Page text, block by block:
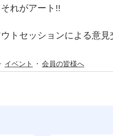
れがアート!!
トセッションによる意見
イベント 会員の皆様へ